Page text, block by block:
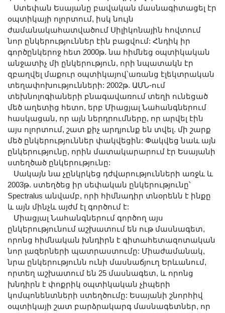
Ստեփան Եսայանը բավական մասնագիտացել էր
օպտիկայի ոլորտում, իսկ նույն
ժամանակահատվածում Սիլիկոնային հովտում
նոր ընկերություններ էին բացվում: Հնդիկ իր
գործընկերոջ հետ 2000թ. նա հիմնեց օպտիկական
անջատիչ մի ընկերություն, որի նպատակն էր
զբաղվել մաքուր օպտիկայով՝առանց էլեկտրական
տեղափոխությունների: 2002թ. ԱՄՆ-ում
տեխնոլոգիաների բնագավառում տեղի ունեցած
մեծ աղետից հետո, երբ Միացյալ Նահանգներում
հասկացան, որ այն ներդրումները, որ արվել էին
այս ոլորտում, շատ քիչ արդյունք են տվել. մի շարք
մեծ ընկերություններ փակվեցին: Փակվեց նաև այն
ընկերությունը, որին մատակարարում էր Եսայանի
ստեղծած ընկերությունը:
Սակայն նա չընկրկեց դժվարությունների առջև և
2003թ. ստեղծեց իր սեփական ընկերությունը՝
Spectralus անվամբ, որի հիմնադիր տնօրենն է ինքը
և այն մինչև այժմ էլ գործում է:
Միացյալ Նահանգներում գործող այս
ընկերությունում աշխատում են ութ մասնագետ,
որոնց հիմնական խնդիրն է գիտահետազոտական
նոր լազերների պատրաստումը: Միաժամանակ,
նրա ընկերությունն ունի մասնաճյուղ Երևանում,
որտեղ աշխատում են 25 մասնագետ, և որոնց
խնդիրն է փոքրիկ օպտիկական չիպերի
կոմպոնենտների ստեղծումը: Եսայանի շնորհիվ
օպտիկայի շատ բարձրակարգ մասնագետներ, որ